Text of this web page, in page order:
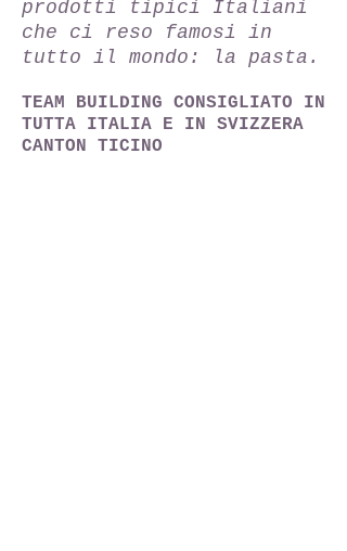
prodotti tipici Italiani
che ci reso famosi in
tutto il mondo: la pasta.
TEAM BUILDING CONSIGLIATO IN
TUTTA ITALIA E IN SVIZZERA
CANTON TICINO